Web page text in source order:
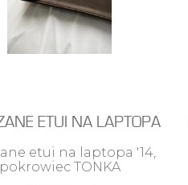
ETUI NA LAPTOPA
etui na laptopa '14,
pokrowiec TONKA